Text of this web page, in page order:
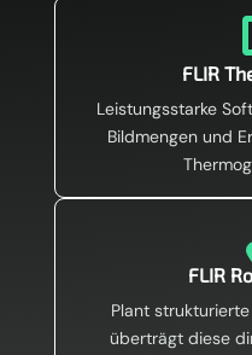
FLIR
Leistungsstarke
Bildmengen und
FLIR
Plant
überträgt diese